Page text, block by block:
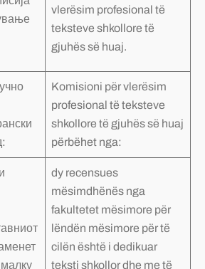
vlerësim profesional të
teksteve shkollore të
gjuhës së huaj.
Komisioni për vlerësim
profesional të teksteve
shkollore të gjuhës së huaj
përbëhet nga:
dy recensues
mësimdhënës nga
fakultetet mësimore për
lëndën mësimore për të
cilën është i dedikuar
teksti shkollor dhe me të